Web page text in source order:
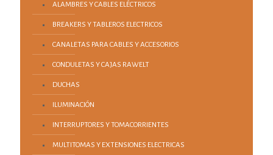
ALAMBRES Y CABLES ELÉCTRICOS
BREAKERS Y TABLEROS ELECTRICOS
CANALETAS PARA CABLES Y ACCESORIOS
CONDULETAS Y CAJAS RAWELT
DUCHAS
ILUMINACIÓN
INTERRUPTORES Y TOMACORRIENTES
MULTITOMAS Y EXTENSIONES ELECTRICAS